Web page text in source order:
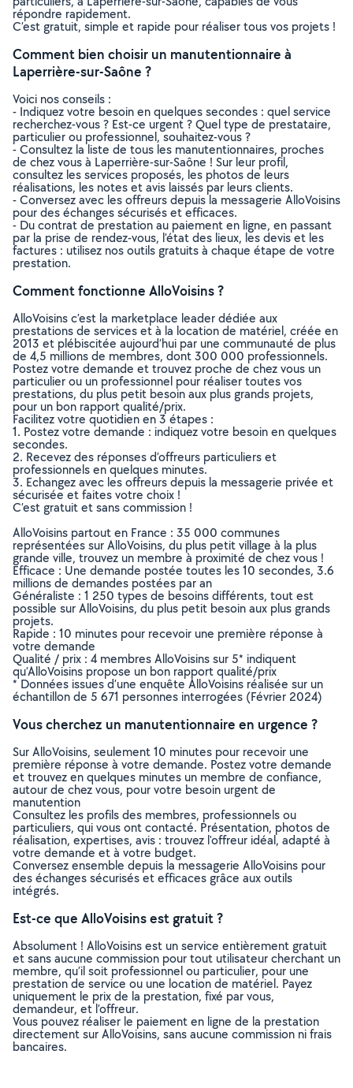
répondre rapidement.
C’est gratuit, simple et rapide pour réaliser tous vos projets !
Comment bien choisir un manutentionnaire à
Laperrière-sur-Saône ?
Voici nos conseils :
- Indiquez votre besoin en quelques secondes : quel service
recherchez-vous ? Est-ce urgent ? Quel type de prestataire,
particulier ou professionnel, souhaitez-vous ?
- Consultez la liste de tous les manutentionnaires, proches
de chez vous à Laperrière-sur-Saône ! Sur leur profil,
consultez les services proposés, les photos de leurs
réalisations, les notes et avis laissés par leurs clients.
- Conversez avec les offreurs depuis la messagerie AlloVoisins
pour des échanges sécurisés et efficaces.
- Du contrat de prestation au paiement en ligne, en passant
par la prise de rendez-vous, l’état des lieux, les devis et les
factures : utilisez nos outils gratuits à chaque étape de votre
prestation.
Comment fonctionne AlloVoisins ?
AlloVoisins c’est la marketplace leader dédiée aux
prestations de services et à la location de matériel, créée en
2013 et plébiscitée aujourd’hui par une communauté de plus
de 4,5 millions de membres, dont 300 000 professionnels.
Postez votre demande et trouvez proche de chez vous un
particulier ou un professionnel pour réaliser toutes vos
prestations, du plus petit besoin aux plus grands projets,
pour un bon rapport qualité/prix.
Facilitez votre quotidien en 3 étapes :
1. Postez votre demande : indiquez votre besoin en quelques
secondes.
2. Recevez des réponses d’offreurs particuliers et
professionnels en quelques minutes.
3. Echangez avec les offreurs depuis la messagerie privée et
sécurisée et faites votre choix !
C’est gratuit et sans commission !
AlloVoisins partout en France : 35 000 communes
représentées sur AlloVoisins, du plus petit village à la plus
grande ville, trouvez un membre à proximité de chez vous !
Efficace : Une demande postée toutes les 10 secondes, 3.6
millions de demandes postées par an
Généraliste : 1 250 types de besoins différents, tout est
possible sur AlloVoisins, du plus petit besoin aux plus grands
projets.
Rapide : 10 minutes pour recevoir une première réponse à
votre demande
Qualité / prix : 4 membres AlloVoisins sur 5* indiquent
qu’AlloVoisins propose un bon rapport qualité/prix
* Données issues d’une enquête AlloVoisins réalisée sur un
échantillon de 5 671 personnes interrogées (Février 2024)
Vous cherchez un manutentionnaire en urgence ?
Sur AlloVoisins, seulement 10 minutes pour recevoir une
première réponse à votre demande. Postez votre demande
et trouvez en quelques minutes un membre de confiance,
autour de chez vous, pour votre besoin urgent de
manutention
Consultez les profils des membres, professionnels ou
particuliers, qui vous ont contacté. Présentation, photos de
réalisation, expertises, avis : trouvez l'offreur idéal, adapté à
votre demande et à votre budget.
Conversez ensemble depuis la messagerie AlloVoisins pour
des échanges sécurisés et efficaces grâce aux outils
intégrés.
Est-ce que AlloVoisins est gratuit ?
Absolument ! AlloVoisins est un service entièrement gratuit
et sans aucune commission pour tout utilisateur cherchant un
membre, qu’il soit professionnel ou particulier, pour une
prestation de service ou une location de matériel. Payez
uniquement le prix de la prestation, fixé par vous,
demandeur, et l’offreur.
Vous pouvez réaliser le paiement en ligne de la prestation
directement sur AlloVoisins, sans aucune commission ni frais
bancaires.